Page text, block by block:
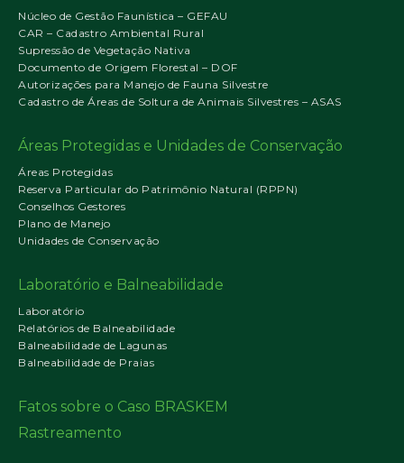
Núcleo de Gestão Faunística – GEFAU
CAR – Cadastro Ambiental Rural
Supressão de Vegetação Nativa
Documento de Origem Florestal – DOF
Autorizações para Manejo de Fauna Silvestre
Cadastro de Áreas de Soltura de Animais Silvestres – ASAS
Áreas Protegidas e Unidades de Conservação
Áreas Protegidas
Reserva Particular do Patrimônio Natural (RPPN)
Conselhos Gestores
Plano de Manejo
Unidades de Conservação
Laboratório e Balneabilidade
Laboratório
Relatórios de Balneabilidade
Balneabilidade de Lagunas
Balneabilidade de Praias
Fatos sobre o Caso BRASKEM
Rastreamento